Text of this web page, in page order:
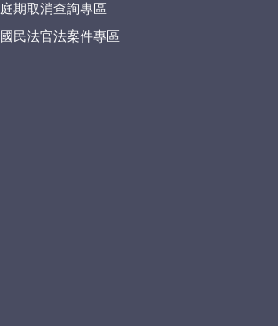
庭期取消查詢專區
國民法官法案件專區